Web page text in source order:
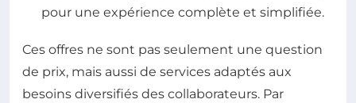
pour une expérience complète et simplifiée.
Ces offres ne sont pas seulement une question
de prix, mais aussi de services adaptés aux
besoins diversifiés des collaborateurs. Par